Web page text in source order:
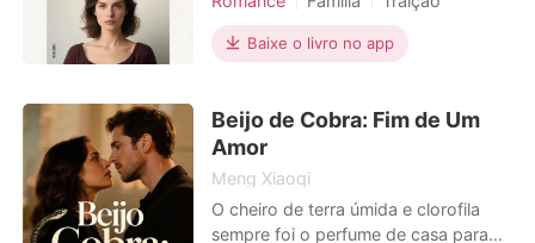
advogado. O sol da tarde batia forte
lá fora, mas dentro de mim, uma
vez, seria diferente. Na minha vida
passada, dediquei corpo e alm
Vingança
Divórcio
Baixe o livro no app
Beijo de Cobra: Fim de Um
Amor
Meng Xiaoqi
O cheiro de terra úmida e clorofila
sempre foi o perfume de casa para